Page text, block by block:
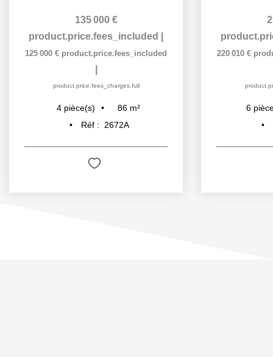
135 000 €
product.price.fees_included
125 000 € product.price.fees_included
product.price.fees_charges.full
4 pièce(s) 86 m²
Réf :
2672A
220 010 €
6